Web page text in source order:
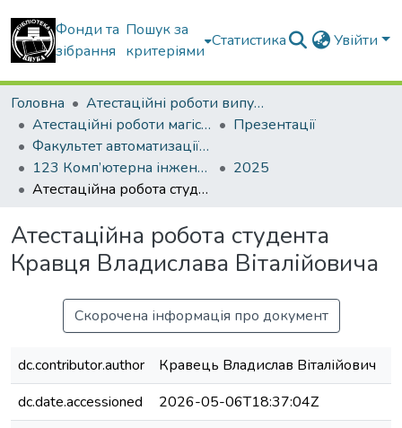
Фонди та
зібрання
Пошук за
критеріями
Статистика Увійти
Головна
Атестаційні роботи випускників
Атестаційні роботи магістрів
Презентації
Факультет автоматизації і інформаційних технологій
123 Комп’ютерна інженерія. Комп’ютерні системи і мережі
2025
Атестаційна робота студента Кравця Владислава Віталійовича
Атестаційна робота студента
Кравця Владислава Віталійовича
Скорочена інформація про документ
dc.contributor.author
Кравець Владислав Віталійович
dc.date.accessioned
2026-05-06T18:37:04Z